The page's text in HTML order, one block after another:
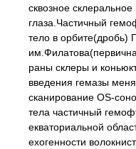
сквозное
глаза.Частичный
тело в
раны склеры и
введения гемазы
сканирование OS-
тела частичный
екваториальной
ехогенности